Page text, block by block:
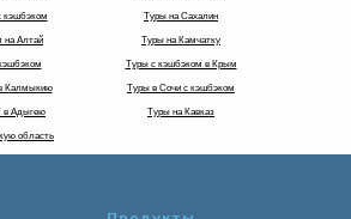
кэшбэком
на Алтай
Туры с кэшбэком в Крым
Туры в Сочи с кэшбэком
Туры на Кавказ
Туры на Сахалин
Туры на Камчатку
в Адыгею
Калмыкию
область